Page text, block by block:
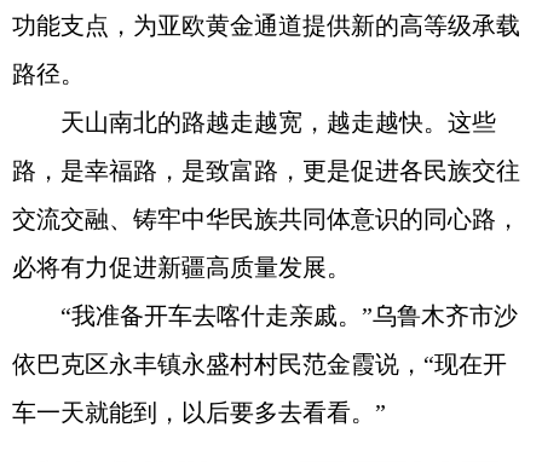
功能支点，为亚欧黄金通道提供新的高等级承载
路径。
天山南北的路越走越宽，越走越快。这些
路，是幸福路，是致富路，更是促进各民族交往
交流交融、铸牢中华民族共同体意识的同心路，
必将有力促进新疆高质量发展。
“我准备开车去喀什走亲戚。”乌鲁木齐市沙
依巴克区永丰镇永盛村村民范金霞说，“现在开
车一天就能到，以后要多去看看。”